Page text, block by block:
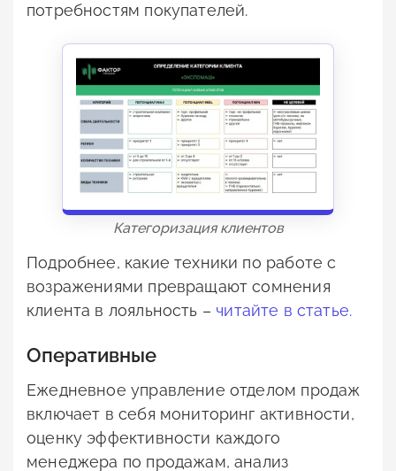
потребностям покупателей.
Категоризация клиентов
Подробнее, какие техники по работе с
возражениями превращают сомнения
клиента в лояльность – читайте в статье.
Оперативные
Ежедневное управление отделом продаж
включает в себя мониторинг активности,
оценку эффективности каждого
менеджера по продажам, анализ